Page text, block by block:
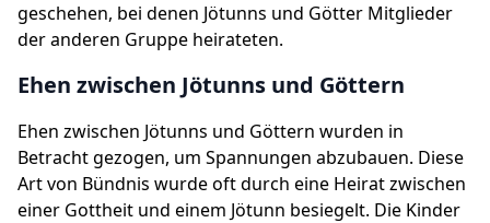
geschehen, bei denen Jötunns und Götter Mitglieder
der anderen Gruppe heirateten.
Ehen zwischen Jötunns und Göttern
Ehen zwischen Jötunns und Göttern wurden in
Betracht gezogen, um Spannungen abzubauen. Diese
Art von Bündnis wurde oft durch eine Heirat zwischen
einer Gottheit und einem Jötunn besiegelt. Die Kinder